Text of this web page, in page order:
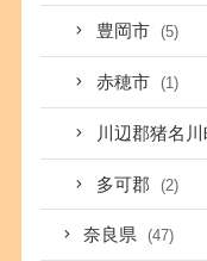
豊岡市 (5)
赤穂市 (1)
川辺郡猪名川
多可郡 (2)
奈良県 (47)